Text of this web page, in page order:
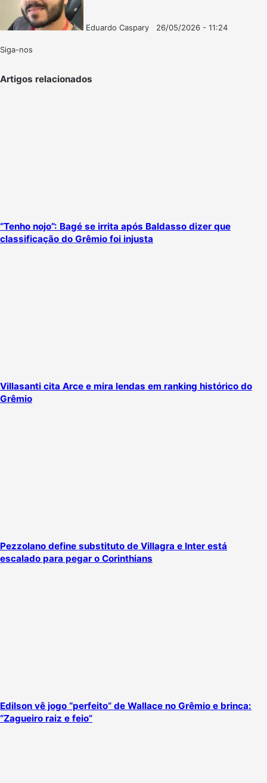
Eduardo Caspary
26/05/2026 - 11:24
Siga-nos
Artigos relacionados
“Tenho nojo”: Bagé se irrita após Baldasso dizer que
classificação do Grêmio foi injusta
Villasanti cita Arce e mira lendas em ranking histórico do
Grêmio
Pezzolano define substituto de Villagra e Inter está
escalado para pegar o Corinthians
Edilson vê jogo “perfeito” de Wallace no Grêmio e brinca:
“Zagueiro raiz e feio”